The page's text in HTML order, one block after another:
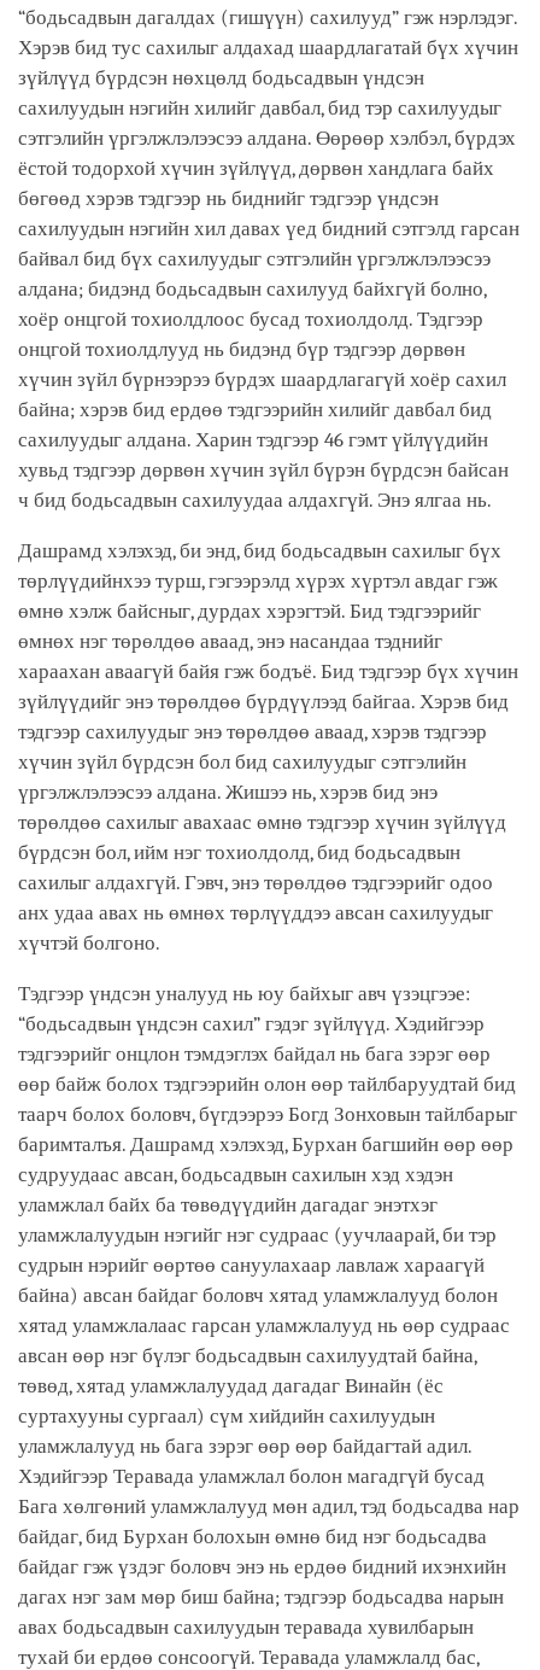
“бодьсадвын дагалдах (гишүүн) сахилууд” гэж нэрлэдэг.
Хэрэв бид тус сахилыг алдахад шаардлагатай бүх хүчин
зүйлүүд бүрдсэн нөхцөлд бодьсадвын үндсэн
сахилуудын нэгийн хилийг давбал, бид тэр сахилуудыг
сэтгэлийн үргэлжлэлээсээ алдана. Өөрөөр хэлбэл, бүрдэх
ёстой тодорхой хүчин зүйлүүд, дөрвөн хандлага байх
бөгөөд хэрэв тэдгээр нь биднийг тэдгээр үндсэн
сахилуудын нэгийн хил давах үед бидний сэтгэлд гарсан
байвал бид бүх сахилуудыг сэтгэлийн үргэлжлэлээсээ
алдана; бидэнд бодьсадвын сахилууд байхгүй болно,
хоёр онцгой тохиолдлоос бусад тохиолдолд. Тэдгээр
онцгой тохиолдлууд нь бидэнд бүр тэдгээр дөрвөн
хүчин зүйл бүрнээрээ бүрдэх шаардлагагүй хоёр сахил
байна; хэрэв бид ердөө тэдгээрийн хилийг давбал бид
сахилуудыг алдана. Харин тэдгээр 46 гэмт үйлүүдийн
хувьд тэдгээр дөрвөн хүчин зүйл бүрэн бүрдсэн байсан
ч бид бодьсадвын сахилуудаа алдахгүй. Энэ ялгаа нь.
Дашрамд хэлэхэд, би энд, бид бодьсадвын сахилыг бүх
төрлүүдийнхээ турш, гэгээрэлд хүрэх хүртэл авдаг гэж
өмнө хэлж байсныг, дурдах хэрэгтэй. Бид тэдгээрийг
өмнөх нэг төрөлдөө аваад, энэ насандаа тэднийг
хараахан аваагүй байя гэж бодъё. Бид тэдгээр бүх хүчин
зүйлүүдийг энэ төрөлдөө бүрдүүлээд байгаа. Хэрэв бид
тэдгээр сахилуудыг энэ төрөлдөө аваад, хэрэв тэдгээр
хүчин зүйл бүрдсэн бол бид сахилуудыг сэтгэлийн
үргэлжлэлээсээ алдана. Жишээ нь, хэрэв бид энэ
төрөлдөө сахилыг авахаас өмнө тэдгээр хүчин зүйлүүд
бүрдсэн бол, ийм нэг тохиолдолд, бид бодьсадвын
сахилыг алдахгүй. Гэвч, энэ төрөлдөө тэдгээрийг одоо
анх удаа авах нь өмнөх төрлүүддээ авсан сахилуудыг
хүчтэй болгоно.
Тэдгээр үндсэн уналууд нь юу байхыг авч үзэцгээе:
“бодьсадвын үндсэн сахил” гэдэг зүйлүүд. Хэдийгээр
тэдгээрийг онцлон тэмдэглэх байдал нь бага зэрэг өөр
өөр байж болох тэдгээрийн олон өөр тайлбаруудтай бид
таарч болох боловч, бүгдээрээ Богд Зонховын тайлбарыг
баримталъя. Дашрамд хэлэхэд, Бурхан багшийн өөр өөр
судруудаас авсан, бодьсадвын сахилын хэд хэдэн
уламжлал байх ба төвөдүүдийн дагадаг энэтхэг
уламжлалуудын нэгийг нэг судраас (уучлаарай, би тэр
судрын нэрийг өөртөө сануулахаар лавлаж хараагүй
байна) авсан байдаг боловч хятад уламжлалууд болон
хятад уламжлалаас гарсан уламжлалууд нь өөр судраас
авсан өөр нэг бүлэг бодьсадвын сахилуудтай байна,
төвөд, хятад уламжлалуудад дагадаг Винайн (ёс
суртахууны сургаал) сүм хийдийн сахилуудын
уламжлалууд нь бага зэрэг өөр өөр байдагтай адил.
Хэдийгээр Теравада уламжлал болон магадгүй бусад
Бага хөлгөний уламжлалууд мөн адил, тэд бодьсадва нар
байдаг, бид Бурхан болохын өмнө бид нэг бодьсадва
байдаг гэж үздэг боловч энэ нь ердөө бидний ихэнхийн
дагах нэг зам мөр биш байна; тэдгээр бодьсадва нарын
авах бодьсадвын сахилуудын теравада хувилбарын
тухай би ердөө сонсоогүй. Теравада уламжлалд бас,